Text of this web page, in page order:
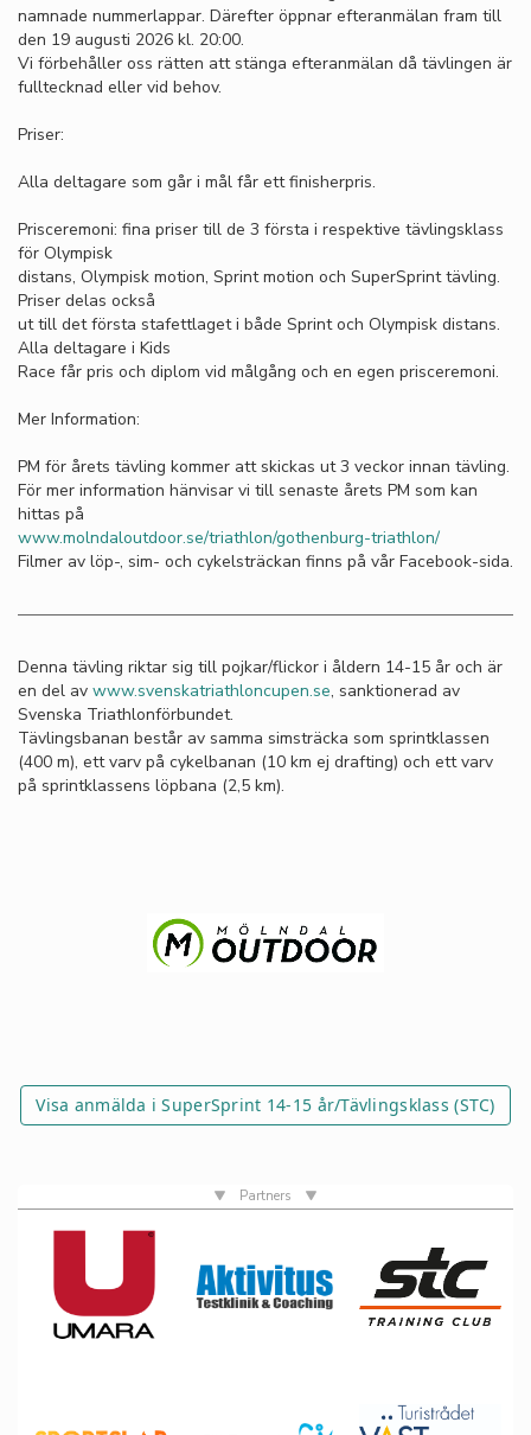
namnade nummerlappar. Därefter öppnar efteranmälan fram till
den 19 augusti 2026 kl. 20:00.
Vi förbehåller oss rätten att stänga efteranmälan då tävlingen är
fulltecknad eller vid behov.
Priser:
Alla deltagare som går i mål får ett finisherpris.
Prisceremoni: fina priser till de 3 första i respektive tävlingsklass
för Olympisk
distans, Olympisk motion, Sprint motion och SuperSprint tävling.
Priser delas också
ut till det första stafettlaget i både Sprint och Olympisk distans.
Alla deltagare i Kids
Race får pris och diplom vid målgång och en egen prisceremoni.
Mer Information:
PM för årets tävling kommer att skickas ut 3 veckor innan tävling.
För mer information hänvisar vi till senaste årets PM som kan
hittas på
www.molndaloutdoor.se/triathlon/gothenburg-triathlon/
Filmer av löp-, sim- och cykelsträckan finns på vår Facebook-sida.
Denna tävling riktar sig till pojkar/flickor i åldern 14-15 år och är
en del av www.svenskatriathloncupen.se, sanktionerad av
Svenska Triathlonförbundet.
Tävlingsbanan består av samma simsträcka som sprintklassen
(400 m), ett varv på cykelbanan (10 km ej drafting) och ett varv
på sprintklassens löpbana (2,5 km).
Visa anmälda i SuperSprint 14-15 år/Tävlingsklass (STC)
Partners